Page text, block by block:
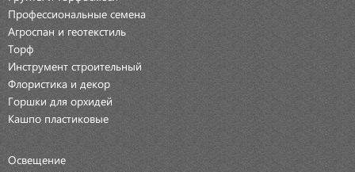
Профессиональные семена
Агроспан и геотекстиль
Торф
Инструмент строительный
Флористика и декор
Горшки для орхидей
Кашпо пластиковые
Освещение